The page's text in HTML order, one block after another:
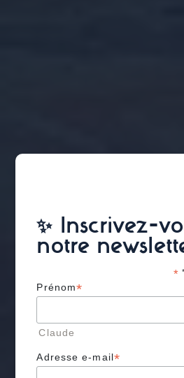
✨ Inscrivez-
notre
*
Prénom*
Claude
Adresse e-mail*